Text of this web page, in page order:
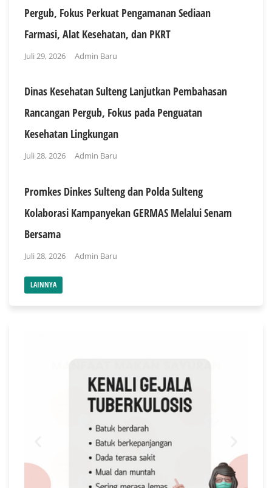
Pergub, Fokus Perkuat Pengamanan Sediaan
Farmasi, Alat Kesehatan, dan PKRT
Juli 29, 2026 Admin Baru
Dinas Kesehatan Sulteng Lanjutkan Pembahasan
Rancangan Pergub, Fokus pada Penguatan
Kesehatan Lingkungan
Juli 28, 2026 Admin Baru
Promkes Dinkes Sulteng dan Polda Sulteng
Kolaborasi Kampanyekan GERMAS Melalui Senam
Bersama
Juli 28, 2026 Admin Baru
LAINNYA